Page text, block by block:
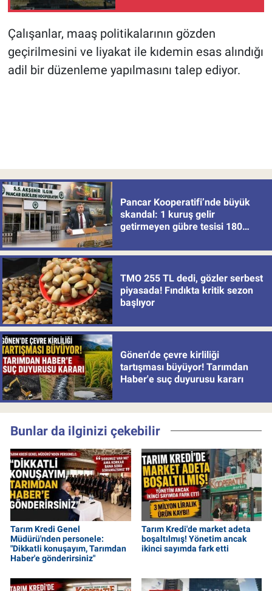
Çalışanlar, maaş politikalarının gözden
geçirilmesini ve liyakat ile kıdemin esas alındığı
adil bir düzenleme yapılmasını talep ediyor.
Pancar Kooperatifi’nde büyük
skandal: 1 kuruş gelir
getirmeyen gübre tesisi 180
TMO 255 TL dedi, gözler serbest
piyasada! Fındıkta kritik sezon
başlıyor
Gönen'de çevre kirliliği
tartışması büyüyor! Tarımdan
Haber'e suç duyurusu kararı
Bunlar da ilginizi çekebilir
Tarım Kredi Genel
Müdürü'nden personele:
"Dikkatli konuşayım, Tarımdan
Haber'e gönderirsiniz"
Tarım Kredi'de market adeta
boşaltılmış! Yönetim ancak
ikinci sayımda fark etti